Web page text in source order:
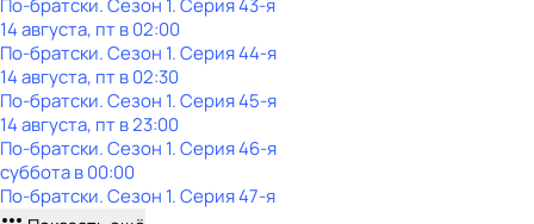
По-братски. Сезон 1. Серия 43-я
14 августа, пт в 02:00
По-братски. Сезон 1. Серия 44-я
14 августа, пт в 02:30
По-братски. Сезон 1. Серия 45-я
14 августа, пт в 23:00
По-братски. Сезон 1. Серия 46-я
субботав00:00
По-братски. Сезон 1. Серия 47-я